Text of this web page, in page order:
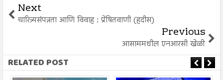
Next
चारित्र्यसंपन्नता आणि विवाह : प्रेषितवाणी (हदीस)
Previous
आसाममधील एनआरसी खेळी
RELATED POST